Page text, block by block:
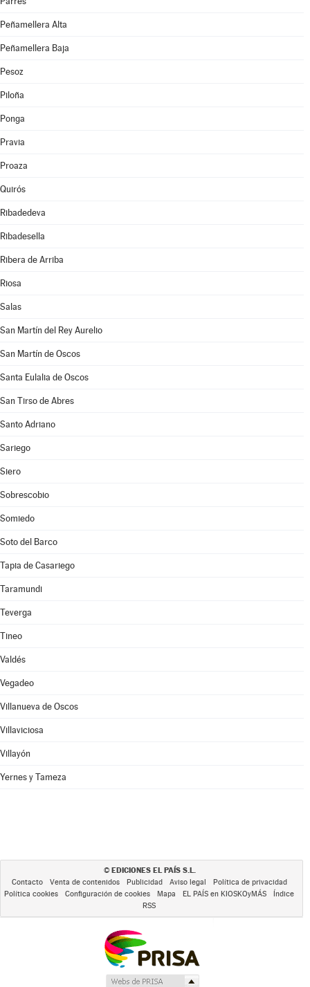
Peñamellera Alta
Peñamellera Baja
Pesoz
Piloña
Ponga
Pravia
Proaza
Quirós
Ribadedeva
Ribadesella
Ribera de Arriba
Riosa
Salas
San Martín del Rey Aurelio
San Martín de Oscos
Santa Eulalia de Oscos
San Tirso de Abres
Santo Adriano
Sariego
Siero
Sobrescobio
Somiedo
Soto del Barco
Tapia de Casariego
Taramundi
Teverga
Tineo
Valdés
Vegadeo
Villanueva de Oscos
Villaviciosa
Villayón
Yernes y Tameza
© EDICIONES EL PAÍS S.L.
Contacto Venta de contenidos Publicidad Aviso legal
Política de privacidad
Política cookies
Configuración de cookies Mapa EL PAÍS en KIOSKOyMÁS
Índice
RSS